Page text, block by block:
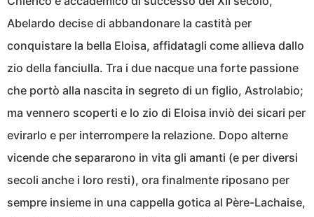
Abelardo decise di abbandonare la castità per
conquistare la bella Eloisa, affidatagli come allieva dallo
zio della fanciulla. Tra i due nacque una forte passione
che portò alla nascita in segreto di un figlio, Astrolabio;
ma vennero scoperti e lo zio di Eloisa inviò dei sicari per
evirarlo e per interrompere la relazione. Dopo alterne
vicende che separarono in vita gli amanti (e per diversi
secoli anche i loro resti), ora finalmente riposano per
sempre insieme in una cappella gotica al Père-Lachaise,